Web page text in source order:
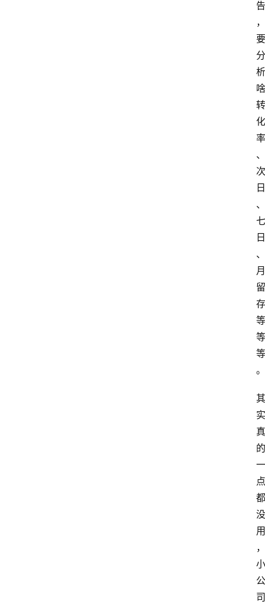
告
，
要
分
析
啥
转
化
率
、
次
日
、
七
日
、
月
留
存
等
等
等
。
其
实
真
的
一
点
都
没
用
，
小
公
司